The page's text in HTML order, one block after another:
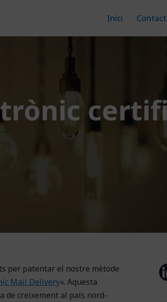
Inici
per patentar el nostre mètode
Mail Delivery«. Aquesta
de creixement al país nord-